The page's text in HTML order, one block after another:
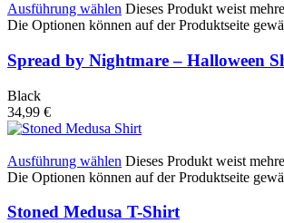
Ausführung wählen Dieses Produkt weist
Die Optionen können auf der Produktseite
Spread by Nightmare – Halloween
Black
34,99 €
Ausführung wählen Dieses Produkt weist
Die Optionen können auf der Produktseite
Stoned Medusa T-Shirt